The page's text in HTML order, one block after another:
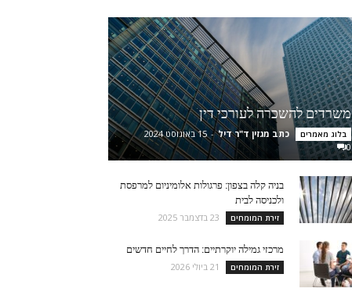
משרדים להשכרה לעורכי דין
בלוג מאמרים כתב מגזין ד"ר דיל - 15 באוגוסט 2024
0
בניה קלה בצפון: פרגולות אלומיניום למרפסת
ולכניסה לבית
זירת המומחים 23 בדצמבר 2025
מרכזי גמילה יוקרתיים: הדרך לחיים חדשים
זירת המומחים 21 ביולי 2026